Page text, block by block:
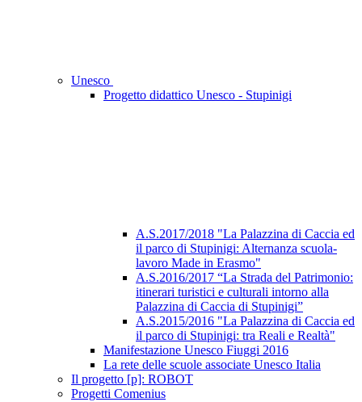
Unesco
Progetto didattico Unesco - Stupinigi
A.S.2017/2018 "La Palazzina di Caccia ed
il parco di Stupinigi: Alternanza scuola-
lavoro Made in Erasmo"
A.S.2016/2017 “La Strada del Patrimonio:
itinerari turistici e culturali intorno alla
Palazzina di Caccia di Stupinigi”
A.S.2015/2016 "La Palazzina di Caccia ed
il parco di Stupinigi: tra Reali e Realtà"
Manifestazione Unesco Fiuggi 2016
La rete delle scuole associate Unesco Italia
Il progetto [p]: ROBOT
Progetti Comenius